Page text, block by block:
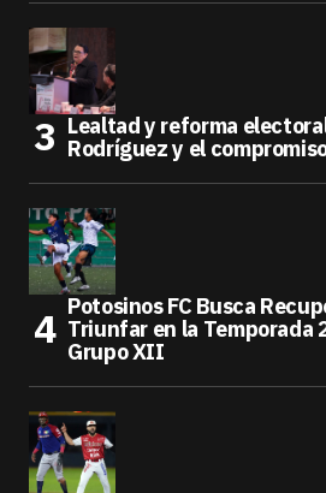
Lealtad y reforma
Rodríguez y el
Potosinos FC Busca
Triunfar en la Temporada
Grupo XII